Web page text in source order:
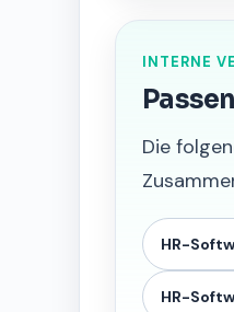
INTERNE
Die
HR-
HR-